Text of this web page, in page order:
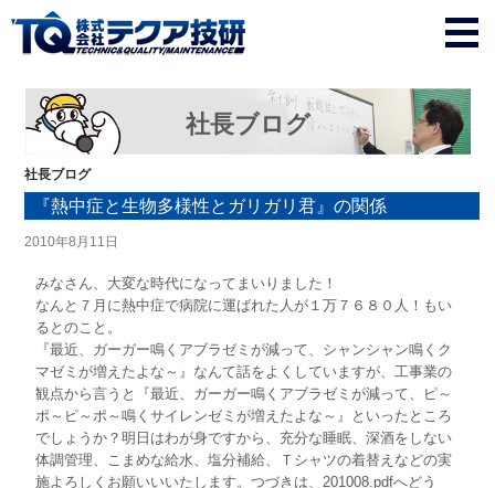
社長ブログ
社長ブログ
『熱中症と生物多様性とガリガリ君』の関係
2010年8月11日
みなさん、大変な時代になってまいりました！
なんと７月に熱中症で病院に運ばれた人が１万７６８０人！もい
るとのこと。
『最近、ガーガー鳴くアブラゼミが減って、シャンシャン鳴くク
マゼミが増えたよな～』なんて話をよくしていますが、工事業の
観点から言うと『最近、ガーガー鳴くアブラゼミが減って、ピ～
ポ～ピ～ポ～鳴くサイレンゼミが増えたよな～』といったところ
でしょうか？明日はわが身ですから、充分な睡眠、深酒をしない
体調管理、こまめな給水、塩分補給、Ｔシャツの着替えなどの実
施よろしくお願いいいたします。つづきは、201008.pdfへどう